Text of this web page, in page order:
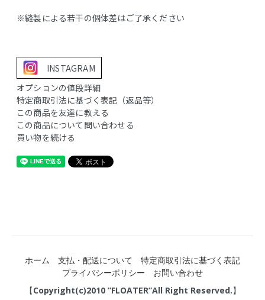
※縫製による若干の個体差はご了承ください
INSTAGRAM
オプションの値段詳細
特定商取引法に基づく表記（返品等）
この商品を友達に教える
この商品について問い合わせる
買い物を続ける
ホーム 支払・配送について
特定商取引法に基づく表記
プライバシーポリシー
お問い合わせ
【Copyright(c)2010 ”FLOATER”All Right Reserved.】